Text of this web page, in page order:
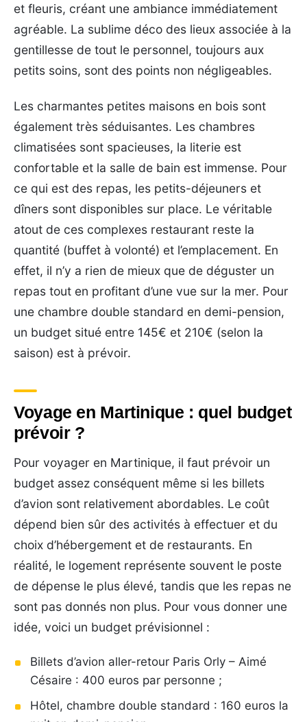
et fleuris, créant une ambiance immédiatement
agréable. La sublime déco des lieux associée à la
gentillesse de tout le personnel, toujours aux
petits soins, sont des points non négligeables.
Les charmantes petites maisons en bois sont
également très séduisantes. Les chambres
climatisées sont spacieuses, la literie est
confortable et la salle de bain est immense. Pour
ce qui est des repas, les petits-déjeuners et
dîners sont disponibles sur place. Le véritable
atout de ces complexes restaurant reste la
quantité (buffet à volonté) et l’emplacement. En
effet, il n’y a rien de mieux que de déguster un
repas tout en profitant d’une vue sur la mer. Pour
une chambre double standard en demi-pension,
un budget situé entre 145€ et 210€ (selon la
saison) est à prévoir.
Voyage en Martinique : quel budget
prévoir ?
Pour voyager en Martinique, il faut prévoir un
budget assez conséquent même si les billets
d’avion sont relativement abordables. Le coût
dépend bien sûr des activités à effectuer et du
choix d’hébergement et de restaurants. En
réalité, le logement représente souvent le poste
de dépense le plus élevé, tandis que les repas ne
sont pas donnés non plus. Pour vous donner une
idée, voici un budget prévisionnel :
Billets d’avion aller-retour Paris Orly – Aimé
Césaire : 400 euros par personne ;
Hôtel, chambre double standard : 160 euros la